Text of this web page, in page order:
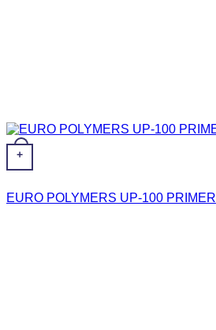
+
EURO POLYMERS UP-100 PRIMER